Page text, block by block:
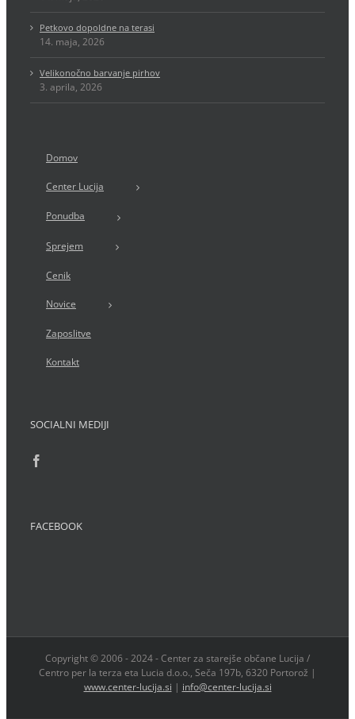
Petkovo dopoldne na terasi
14. maja, 2026
Velikonočno barvanje pirhov
3. aprila, 2026
Domov
Center Lucija
Ponudba
Sprejem
Cenik
Novice
Zaposlitve
Kontakt
SOCIALNI MEDIJI
FACEBOOK
Copyright © 2006 - 2024 - Center za starejše občane Lucija /
Centro per la terza eta Lucia d.o.o., Seča 197b, 6320 Portorož |
www.center-lucija.si | info@center-lucija.si